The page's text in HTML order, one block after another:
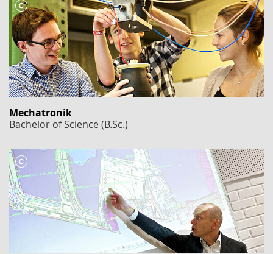
Mechatronik
Bachelor of Science (B.Sc.)